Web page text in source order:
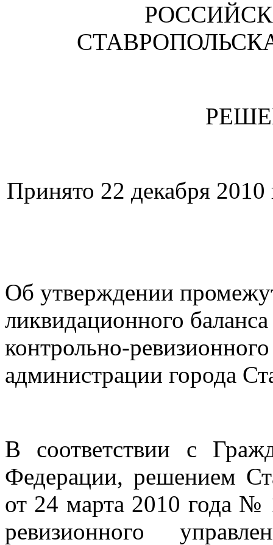
Принято 22 декабря 2010
Об утверждении
ликвидационного баланса
контрольно-
администрации города
В соответствии с
Федерации, решением
от 24 марта 2010 года №
ревизионного